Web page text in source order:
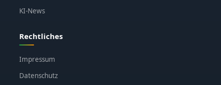
KI-News
Rechtliches
Impressum
Datenschutz